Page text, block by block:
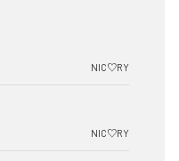
NIC♡RY
NIC♡RY